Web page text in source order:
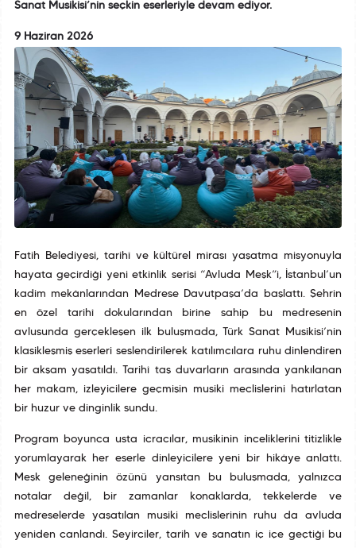
Sanat Musikisi’nin seçkin eserleriyle devam ediyor.
9 Haziran 2026
Fatih Belediyesi, tarihî ve kültürel mirası yaşatma misyonuyla
hayata geçirdiği yeni etkinlik serisi “Avluda Meşk”i, İstanbul’un
kadim mekânlarından Medrese Davutpaşa’da başlattı. Şehrin
en özel tarihî dokularından birine sahip bu medresenin
avlusunda gerçekleşen ilk buluşmada, Türk Sanat Musikisi’nin
klasikleşmiş eserleri seslendirilerek katılımcılara ruhu dinlendiren
bir akşam yaşatıldı. Tarihî taş duvarların arasında yankılanan
her makam, izleyicilere geçmişin musiki meclislerini hatırlatan
bir huzur ve dinginlik sundu.
Program boyunca usta icracılar, musikinin inceliklerini titizlikle
yorumlayarak her eserle dinleyicilere yeni bir hikâye anlattı.
Meşk geleneğinin özünü yansıtan bu buluşmada, yalnızca
notalar değil, bir zamanlar konaklarda, tekkelerde ve
medreselerde yaşatılan musiki meclislerinin ruhu da avluda
yeniden canlandı. Seyirciler, tarih ve sanatın iç içe geçtiği bu